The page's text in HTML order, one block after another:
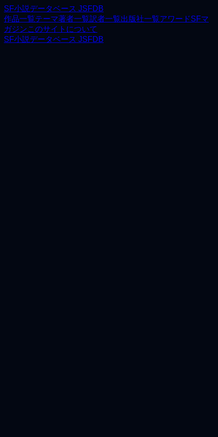
SF小説データベース JSFDB
作品一覧テーマ著者一覧訳者一覧出版社一覧アワードSFマ
ガジンこのサイトについて
SF小説データベース JSFDB